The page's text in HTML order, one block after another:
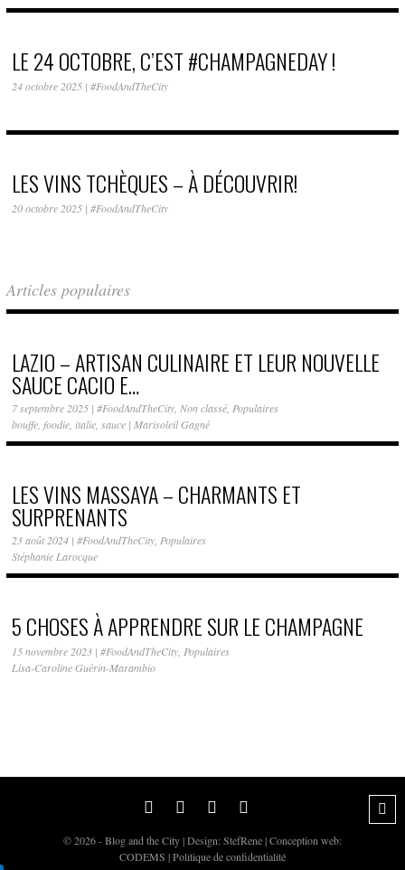
LE 24 OCTOBRE, C’EST #CHAMPAGNEDAY !
24 octobre 2025 | #FoodAndTheCity
LES VINS TCHÈQUES – À DÉCOUVRIR!
20 octobre 2025 | #FoodAndTheCity
Articles populaires
LAZIO – ARTISAN CULINAIRE ET LEUR NOUVELLE
SAUCE CACIO E…
7 septembre 2025 | #FoodAndTheCity, Non classé, Populaires
bouffe, foodie, italie, sauce | Marisoleil Gagné
LES VINS MASSAYA – CHARMANTS ET
SURPRENANTS
23 août 2024 | #FoodAndTheCity, Populaires
Stéphanie Larocque
5 CHOSES À APPRENDRE SUR LE CHAMPAGNE
15 novembre 2023 | #FoodAndTheCity, Populaires
Lisa-Caroline Guérin-Marambio
© 2026 - Blog and the City | Design:StefRene| Conception web:
CODEMS |Politique de confidentialité